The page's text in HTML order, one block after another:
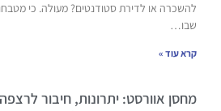
להשכרה או לדירת סטודנטים? מעולה. כי
שבו…
קרא עוד »
מחסן אוורסט: יתרונות, חיבור לרצפה